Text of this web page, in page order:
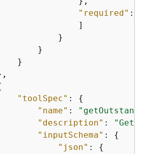
"required" : [
]
}
}
}
"toolSpec" : {
"name" :
"description" :
"Get
"inputSchema" : {
"json" : {